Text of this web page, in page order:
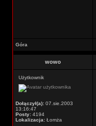
Góra
wowo
Użytkownik
Dołączył(a): 07.sie.2003
13:16:47
Posty: 4194
Lokalizacja: Łomża